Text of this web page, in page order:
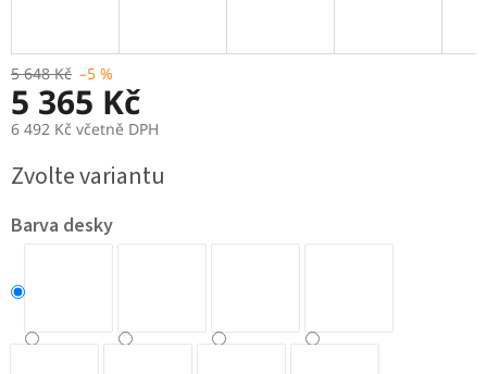
5 648 Kč –5 %
5 365 Kč
6 492 Kč včetně DPH
cena:
Zvolte variantu
Barva desky